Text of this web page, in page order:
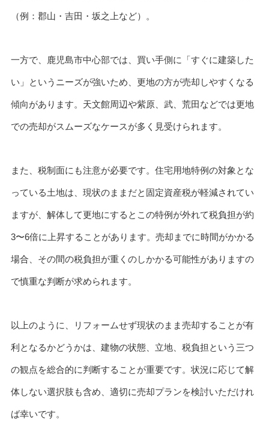
（例：郡山・吉田・坂之上など）。
一方で、鹿児島市中心部では、買い手側に「すぐに建築した
い」というニーズが強いため、更地の方が売却しやすくなる
傾向があります。天文館周辺や紫原、武、荒田などでは更地
での売却がスムーズなケースが多く見受けられます。
また、税制面にも注意が必要です。住宅用地特例の対象とな
っている土地は、現状のままだと固定資産税が軽減されてい
ますが、解体して更地にするとこの特例が外れて税負担が約
3〜6倍に上昇することがあります。売却までに時間がかかる
場合、その間の税負担が重くのしかかる可能性がありますの
で慎重な判断が求められます。
以上のように、リフォームせず現状のまま売却することが有
利となるかどうかは、建物の状態、立地、税負担という三つ
の観点を総合的に判断することが重要です。状況に応じて解
体しない選択肢も含め、適切に売却プランを検討いただけれ
ば幸いです。